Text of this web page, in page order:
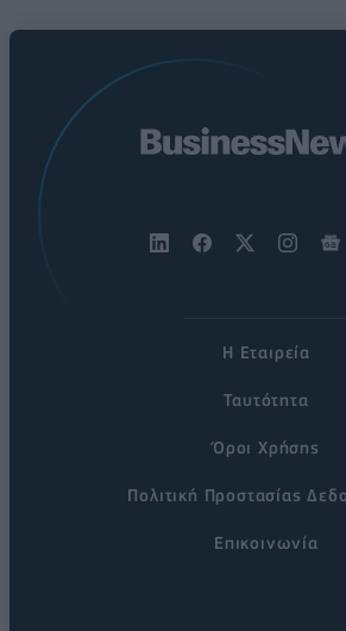
Η Εταιρεία
Ταυτότητα
Όροι Χρήσης
Πολιτική Προστασίας
Επικοινωνία